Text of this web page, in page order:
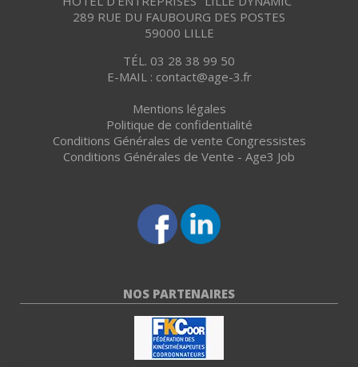
289 RUE DU FAUBOURG DES POSTES
59000 LILLE
TÉL. 03 28 38 99 50
E-MAIL : contact@age-3.fr
Mentions légales
Politique de confidentialité
Conditions Générales de vente Congressistes
Conditions Générales de Vente - Age3 Job
NOS PARTENAIRES